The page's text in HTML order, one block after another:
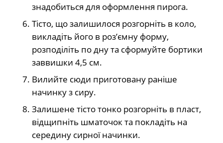
знадобиться для оформлення пирога.
Тісто, що залишилося розгорніть в коло,
викладіть його в роз’ємну форму,
розподіліть по дну та сформуйте бортики
заввишки 4,5 см.
Вилийте сюди приготовану раніше
начинку з сиру.
Залишене тісто тонко розгорніть в пласт,
відщипніть шматочок та покладіть на
середину сирної начинки.